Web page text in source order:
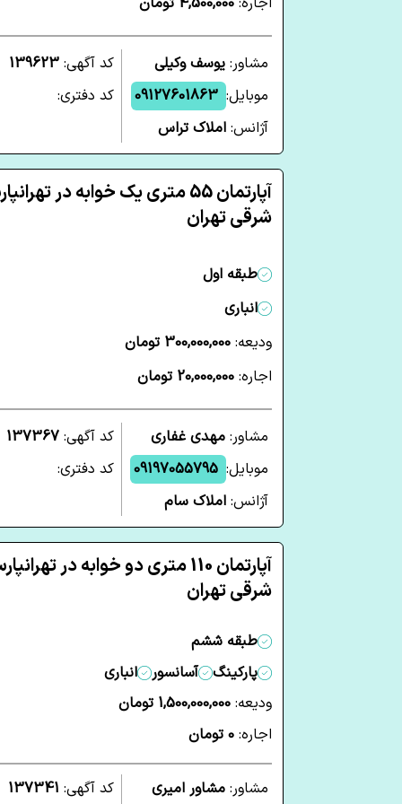
مشاور: یوسف وکیلی
موبایل: 09127601863
آژانس: املاک تراس
کد آگهی: 139623
کد دفتری:
آپارتمان 55 متری یک خوابه در
شرقی تهران
طبقه اول
انباری
ودیعه: 300,000,000 تومان
اجاره: 20,000,000 تومان
مشاور: مهدی غفاری
موبایل: 09197055795
آژانس: املاک سام
کد آگهی: 137367
کد دفتری:
آپارتمان 110 متری دو خوابه در
شرقی تهران
طبقه ششم
پارکینگ
آسانسور
انباری
ودیعه: 1,500,000,000 تومان
اجاره: 0 تومان
مشاور: مشاور امیری کد آگهی: 137341